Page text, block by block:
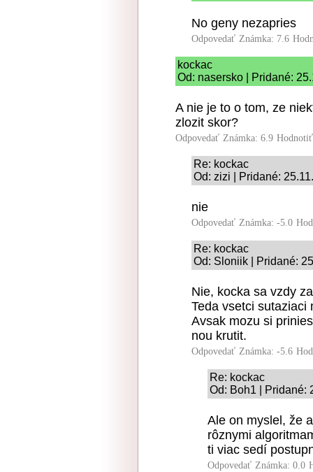
No geny nezapries
Odpovedať Známka: 7.6
kockac
Od: nasersko | Pridané:
A nie je to o tom, ze
zlozit skor?
Odpovedať Známka: 6.9
Re: kockac
Od: zizi | Pridané:
nie
Odpovedať Známka: -5.0
Re: kockac
Od: Sloniik | Pridané:
Nie, kocka sa vzdy
Teda vsetci sutaziaci
Avsak mozu si
nou krutit.
Odpovedať Známka: -5.6
Re: kockac
Od: Boh1 | Pridané:
Ale on myslel, že
rôznymi
ti viac sedí
Odpovedať Známka: 0.0